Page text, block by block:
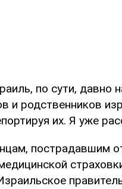
по сути, давно
и родственников
их. Я уже
пострадавшим